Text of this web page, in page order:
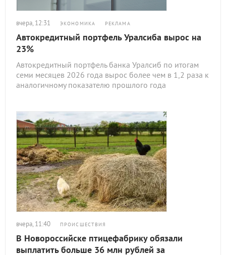
вчера, 12:31 ЭКОНОМИКА РЕКЛАМА
Автокредитный портфель Уралсиба вырос на
23%
Автокредитный портфель банка Уралсиб по итогам
семи месяцев 2026 года вырос более чем в 1,2 раза к
аналогичному показателю прошлого года
вчера, 11:40 ПРОИСШЕСТВИЯ
В Новороссийске птицефабрику обязали
выплатить больше 36 млн рублей за